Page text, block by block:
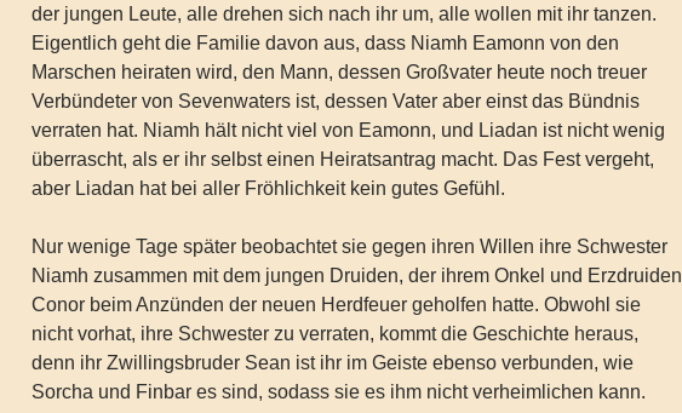
der jungen Leute, alle drehen sich nach ihr um, alle wollen mit ihr tanzen.
Eigentlich geht die Familie davon aus, dass Niamh Eamonn von den
Marschen heiraten wird, den Mann, dessen Großvater heute noch treuer
Verbündeter von Sevenwaters ist, dessen Vater aber einst das Bündnis
verraten hat. Niamh hält nicht viel von Eamonn, und Liadan ist nicht wenig
überrascht, als er ihr selbst einen Heiratsantrag macht. Das Fest vergeht,
aber Liadan hat bei aller Fröhlichkeit kein gutes Gefühl.
Nur wenige Tage später beobachtet sie gegen ihren Willen ihre Schwester
Niamh zusammen mit dem jungen Druiden, der ihrem Onkel und Erzdruiden
Conor beim Anzünden der neuen Herdfeuer geholfen hatte. Obwohl sie
nicht vorhat, ihre Schwester zu verraten, kommt die Geschichte heraus,
denn ihr Zwillingsbruder Sean ist ihr im Geiste ebenso verbunden, wie
Sorcha und Finbar es sind, sodass sie es ihm nicht verheimlichen kann.